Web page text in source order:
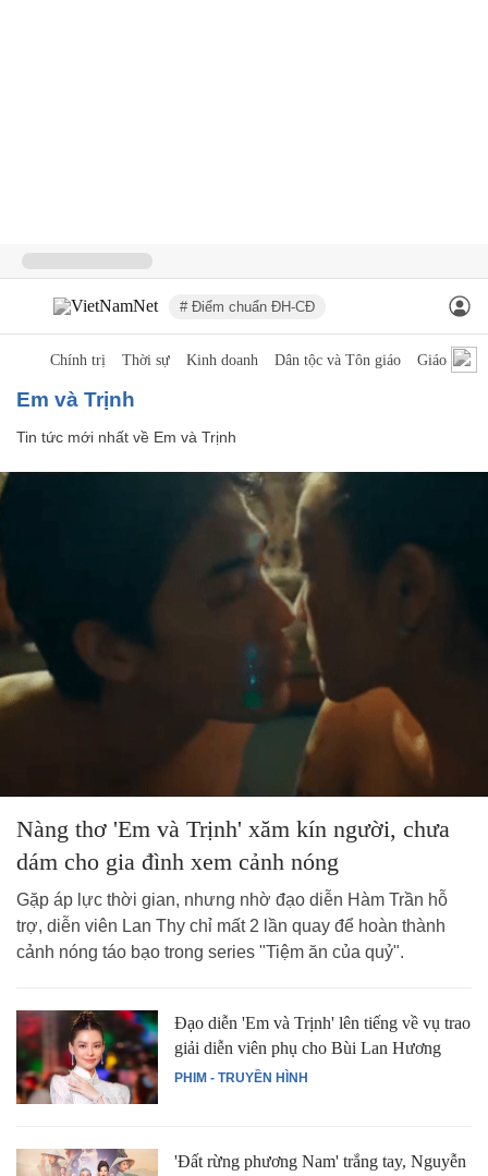
# Điểm chuẩn ĐH-CĐ
Chính trị Thời sự Kinh doanh Dân tộc và Tôn giáo Giáo dục
Em và Trịnh
Tin tức mới nhất về Em và Trịnh
Nàng thơ 'Em và Trịnh' xăm kín người, chưa
dám cho gia đình xem cảnh nóng
Gặp áp lực thời gian, nhưng nhờ đạo diễn Hàm Trần hỗ
trợ, diễn viên Lan Thy chỉ mất 2 lần quay để hoàn thành
cảnh nóng táo bạo trong series "Tiệm ăn của quỷ".
PHIM - TRUYỀN HÌNH
Đạo diễn 'Em và Trịnh' lên tiếng về vụ trao
giải diễn viên phụ cho Bùi Lan Hương
'Đất rừng phương Nam' trắng tay, Nguyễn